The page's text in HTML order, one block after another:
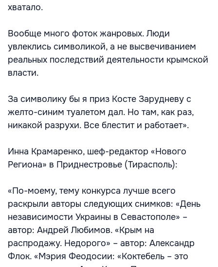
хватало.
Вообще много фоток жанровых. Люди
увлеклись символикой, а не высвечиванием
реальных последствий деятельности крымской
власти.
За символику бы я приз Косте Зарудневу с
желто-синим туалетом дал. Но там, как раз,
никакой разрухи. Все блестит и работает».
Инна Крамаренко, шеф-редактор «Нового
Региона» в Приднестровье (Тирасполь):
«По-моему, тему конкурса лучше всего
раскрыли авторы следующих снимков: «День
независимости Украины в Севастополе» –
автор: Андрей Любимов. «Крым на
распродажу. Недорого» – автор: Александр
Флок. «Мэрия Феодосии: «Коктебель – это